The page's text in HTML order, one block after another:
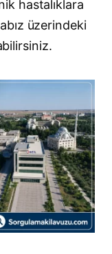
hastalıklara
üzerindeki